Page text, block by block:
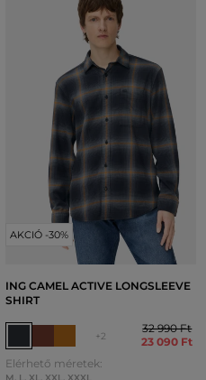
AKCIÓ -30%
ING CAMEL ACTIVE LONGSLEEVE
SHIRT
+2
32 990 Ft
23 090 Ft
Elérhető méretek: